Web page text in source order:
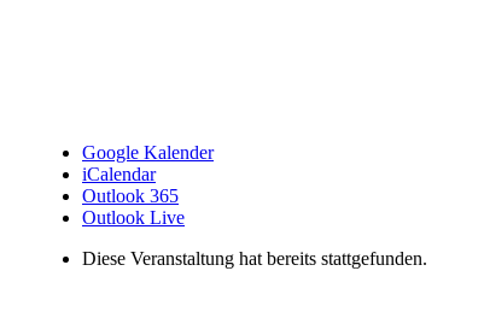
Google Kalender
iCalendar
Outlook 365
Outlook Live
Diese Veranstaltung hat bereits stattgefunden.